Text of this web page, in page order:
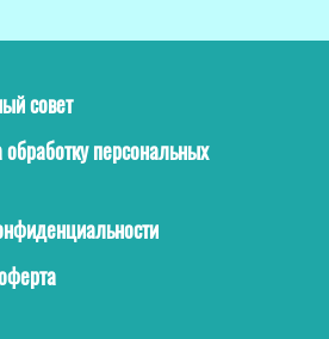
совет
персональных